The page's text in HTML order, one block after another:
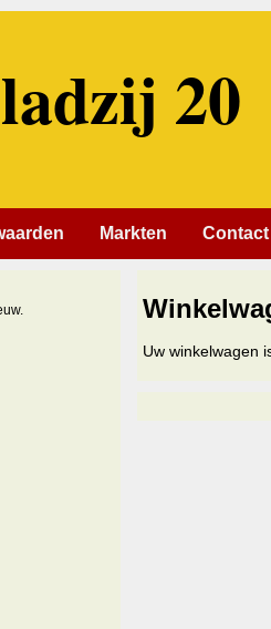
20
Contact
Markten
Uw winkelwagen